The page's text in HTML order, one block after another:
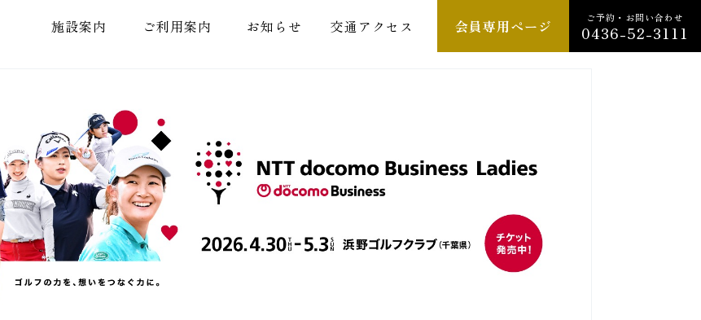
施設案内 ご利用案内 お知らせ 交通アクセス 会員専用ページ ご予約・お問い合わせ
0436-52-3111